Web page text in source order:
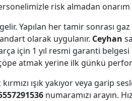
risk almadan onarım
Yapılan her tamir sonrası
olarak uygulanır. Ceyhan
için 1 yıl resmi garanti
çöpe atmak yerine ilk günkü
ışık yakıyor veya garip
numaramızı arayın.